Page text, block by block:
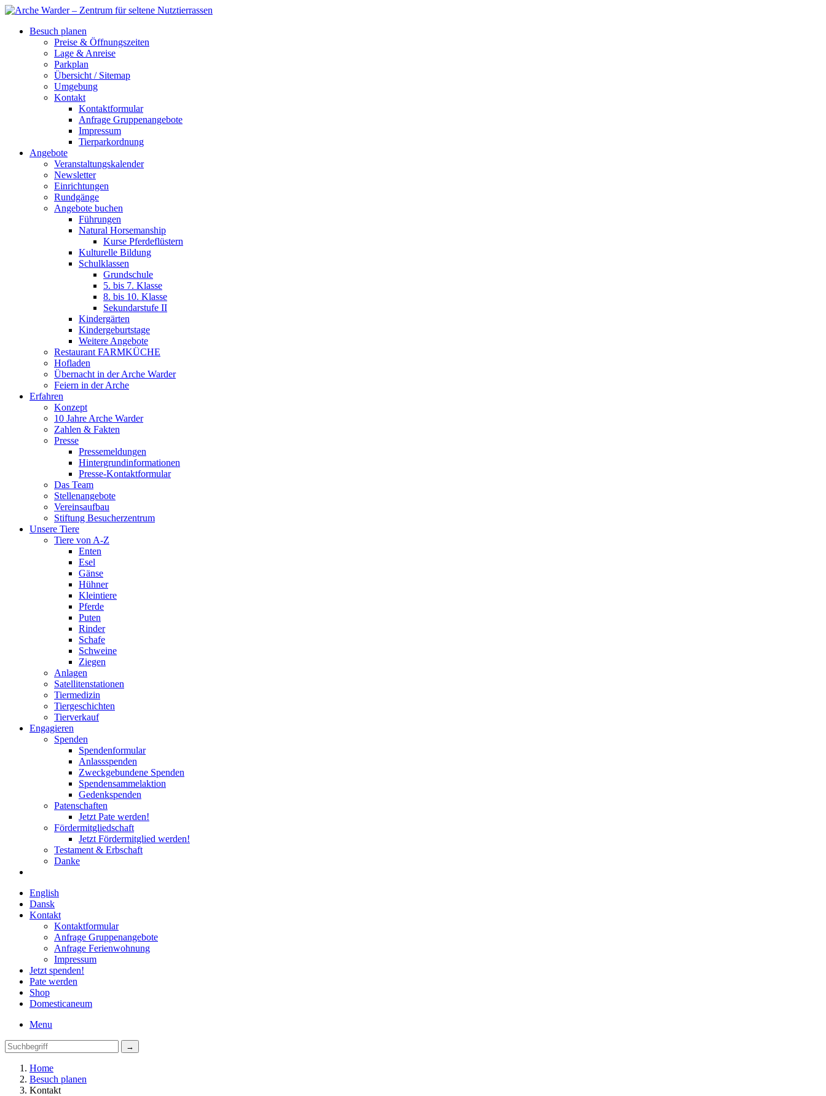
Besuch planen
Preise & Öffnungszeiten
Lage & Anreise
Parkplan
Übersicht / Sitemap
Umgebung
Kontakt
Kontaktformular
Anfrage Gruppenangebote
Impressum
Tierparkordnung
Angebote
Veranstaltungskalender
Newsletter
Einrichtungen
Rundgänge
Angebote buchen
Führungen
Natural Horsemanship
Kurse Pferdeflüstern
Kulturelle Bildung
Schulklassen
Grundschule
5. bis 7. Klasse
8. bis 10. Klasse
Sekundarstufe II
Kindergärten
Kindergeburtstage
Weitere Angebote
Restaurant FARMKÜCHE
Hofladen
Übernacht in der Arche Warder
Feiern in der Arche
Erfahren
Konzept
10 Jahre Arche Warder
Zahlen & Fakten
Presse
Pressemeldungen
Hintergrundinformationen
Presse-Kontaktformular
Das Team
Stellenangebote
Vereinsaufbau
Stiftung Besucherzentrum
Unsere Tiere
Tiere von A-Z
Enten
Esel
Gänse
Hühner
Kleintiere
Pferde
Puten
Rinder
Schafe
Schweine
Ziegen
Anlagen
Satellitenstationen
Tiermedizin
Tiergeschichten
Tierverkauf
Engagieren
Spenden
Spendenformular
Anlassspenden
Zweckgebundene Spenden
Spendensammelaktion
Gedenkspenden
Patenschaften
Jetzt Pate werden!
Fördermitgliedschaft
Jetzt Fördermitglied werden!
Testament & Erbschaft
Danke
English
Dansk
Kontakt
Kontaktformular
Anfrage Gruppenangebote
Anfrage Ferienwohnung
Impressum
Jetzt spenden!
Pate werden
Shop
Domesticaneum
Menu
Home
Besuch planen
Kontakt